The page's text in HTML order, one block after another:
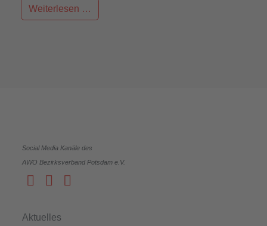
Weiterlesen …
Social Media Kanäle des
AWO Bezirksverband Potsdam e.V.
Aktuelles